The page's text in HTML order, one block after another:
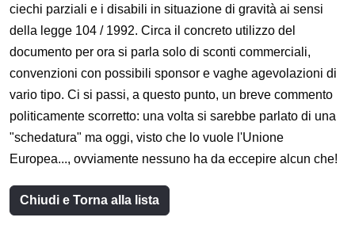
ciechi parziali e i disabili in situazione di gravità ai sensi
della legge 104 / 1992. Circa il concreto utilizzo del
documento per ora si parla solo di sconti commerciali,
convenzioni con possibili sponsor e vaghe agevolazioni di
vario tipo. Ci si passi, a questo punto, un breve commento
politicamente scorretto: una volta si sarebbe parlato di una
"schedatura" ma oggi, visto che lo vuole l'Unione
Europea..., ovviamente nessuno ha da eccepire alcun che!
Chiudi e Torna alla lista